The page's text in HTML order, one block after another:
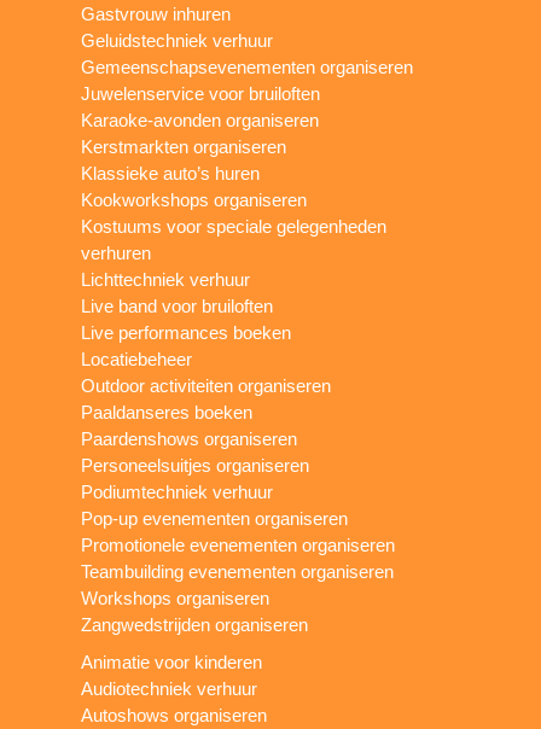
Gastvrouw inhuren
Geluidstechniek verhuur
Gemeenschapsevenementen organiseren
Juwelenservice voor bruiloften
Karaoke-avonden organiseren
Kerstmarkten organiseren
Klassieke auto’s huren
Kookworkshops organiseren
Kostuums voor speciale gelegenheden
verhuren
Lichttechniek verhuur
Live band voor bruiloften
Live performances boeken
Locatiebeheer
Outdoor activiteiten organiseren
Paaldanseres boeken
Paardenshows organiseren
Personeelsuitjes organiseren
Podiumtechniek verhuur
Pop-up evenementen organiseren
Promotionele evenementen organiseren
Teambuilding evenementen organiseren
Workshops organiseren
Zangwedstrijden organiseren
Animatie voor kinderen
Audiotechniek verhuur
Autoshows organiseren